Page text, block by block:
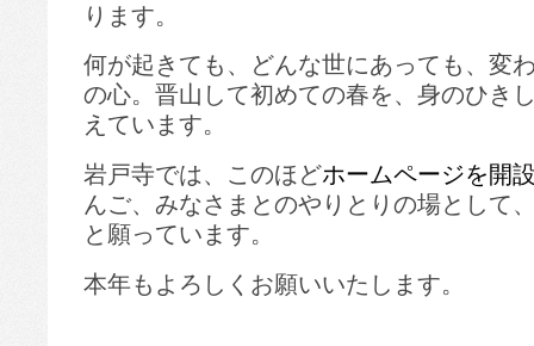
ります。
何が起きても、どんな世にあっても、変
の心。晋山して初めての春を、身のひき
えています。
岩戸寺では、このほどホームページを開
んご、みなさまとのやりとりの場として
と願っています。
本年もよろしくお願いいたします。